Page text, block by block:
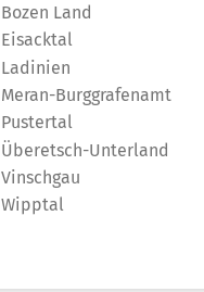
Bozen Land
Eisacktal
Ladinien
Meran-Burggrafenamt
Pustertal
Überetsch-Unterland
Vinschgau
Wipptal